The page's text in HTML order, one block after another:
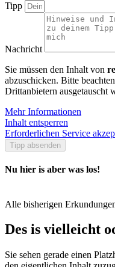
Tipp
Nachricht
Sie müssen den Inhalt von
abzuschicken. Bitte
Drittanbietern ausgetauscht
Mehr Informationen
Inhalt entsperren
Erforderlichen Service
Tipp absenden
Nu hier is aber was los!
Alle bisherigen
Des is vielleicht
Sie sehen gerade einen